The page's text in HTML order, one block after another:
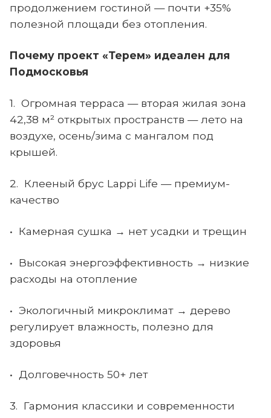
продолжением гостиной — почти +35%
полезной площади без отопления.
Почему проект «Терем» идеален для
Подмосковья
1. Огромная терраса — вторая жилая зона
42,38 м² открытых пространств — лето на
воздухе, осень/зима с мангалом под
крышей.
2. Клееный брус Lappi Life — премиум-
качество
• Камерная сушка → нет усадки и трещин
• Высокая энергоэффективность → низкие
расходы на отопление
• Экологичный микроклимат → дерево
регулирует влажность, полезно для
здоровья
• Долговечность 50+ лет
3. Гармония классики и современности